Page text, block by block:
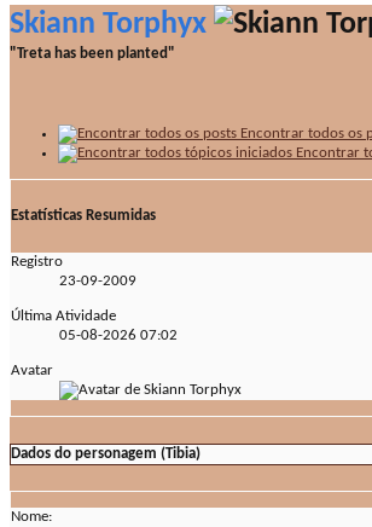
Skiann Torphyx
"Treta has been planted"
Encontrar todos os
Encontrar
Estatísticas Resumidas
Registro
23-09-2009
Última Atividade
05-08-2026 07:02
Avatar
Dados do personagem (Tibia)
Nome: